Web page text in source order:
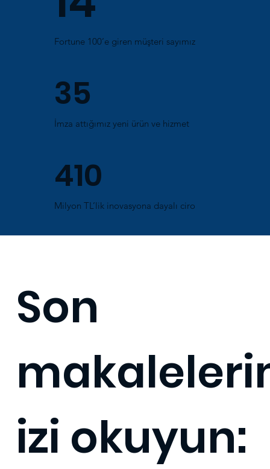
Fortune 100’e giren müşteri sayımız
35
İmza attığımız yeni ürün ve hizmet
410
Milyon TL’lik inovasyona dayalı ciro
Son
izi okuyun: